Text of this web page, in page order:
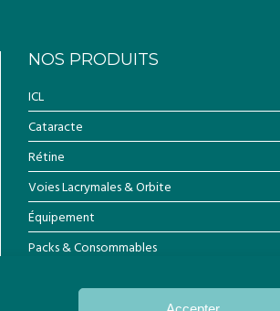
NOS PRODUITS
ICL
Cataracte
Rétine
Voies Lacrymales & Orbite
Équipement
Packs & Consommables